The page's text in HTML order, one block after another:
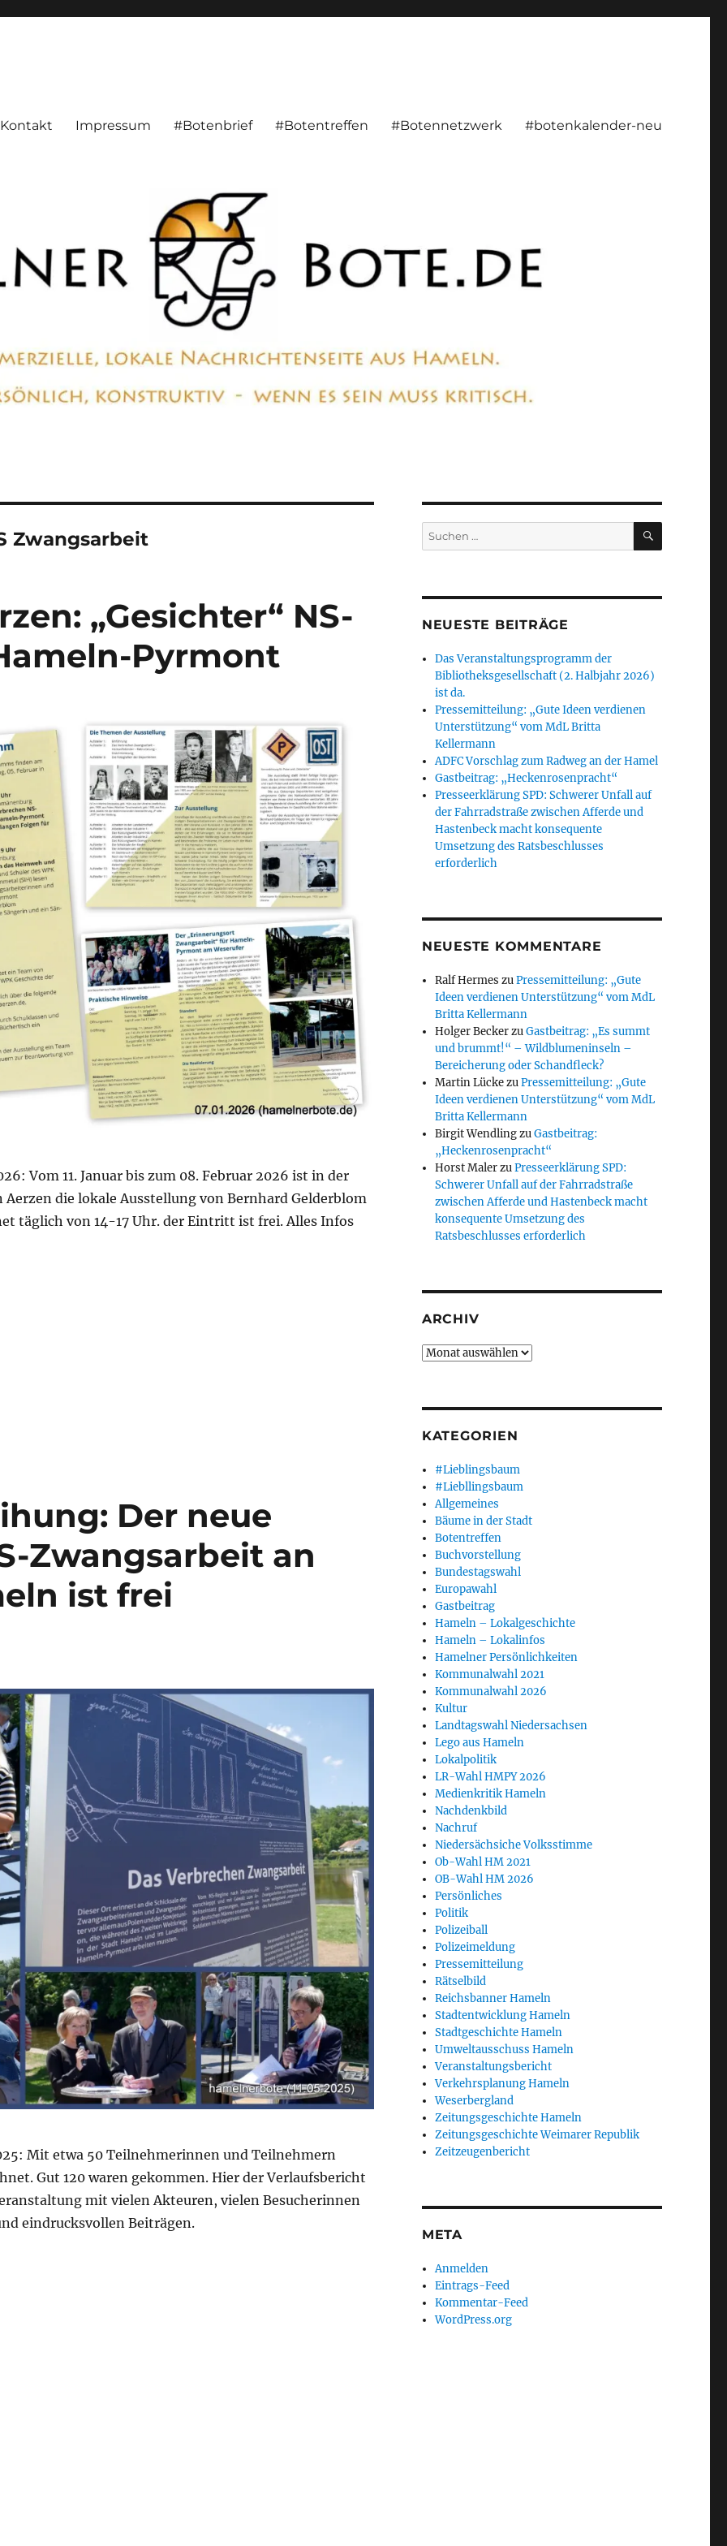
Kontakt Impressum #Botenbrief #Botentreffen #Botennetzwerk #botenkalender-neu
Zwangsarbeit
„Gesichter“ NS-
Pyrmont
Vom 11. Januar bis zum 08. Februar 2026 ist in der
Aerzen die lokale Ausstellung von Bernhard Gelderblom
täglich von 14-17 Uhr. der Eintritt ist frei. Alles Infos
„Gesichter“ NS-Zwangsarbeit in Hameln-Pyrmont“
Der neue
Zwangsarbeit an
ist frei
Mit etwa 50 Teilnehmerinnen und Teilnehmern
Gut 120 waren gekommen. Hier der Verlaufsbericht
mit vielen Akteuren, vielen Besucherinnen
eindrucksvollen Beiträgen.
Der neue Erinnerungsort NS-Zwangsarbeit an der Weser in Hameln ist frei zugänglich.“
Suchen
nach:
SUCHEN
NEUESTE BEITRÄGE
Das Veranstaltungsprogramm der
Bibliotheksgesellschaft (2. Halbjahr 2026)
ist da.
Pressemitteilung: „Gute Ideen verdienen
Unterstützung“ vom MdL Britta
Kellermann
ADFC Vorschlag zum Radweg an der Hamel
Gastbeitrag: „Heckenrosenpracht“
Presseerklärung SPD: Schwerer Unfall auf
der Fahrradstraße zwischen Afferde und
Hastenbeck macht konsequente
Umsetzung des Ratsbeschlusses
erforderlich
NEUESTE KOMMENTARE
Ralf Hermes zuPressemitteilung: „Gute
Ideen verdienen Unterstützung“ vom MdL
Britta Kellermann
Holger BeckerzuGastbeitrag: „Es summt
und brummt!“ – Wildblumeninseln –
Bereicherung oder Schandfleck?
Martin LückezuPressemitteilung: „Gute
Ideen verdienen Unterstützung“ vom MdL
Britta Kellermann
Birgit WendlingzuGastbeitrag:
„Heckenrosenpracht“
Horst MalerzuPresseerklärung SPD:
Schwerer Unfall auf der Fahrradstraße
zwischen Afferde und Hastenbeck macht
konsequente Umsetzung des
Ratsbeschlusses erforderlich
ARCHIV
Archiv
KATEGORIEN
#Lieblingsbaum
#Liebllingsbaum
Allgemeines
Bäume in der Stadt
Botentreffen
Buchvorstellung
Bundestagswahl
Europawahl
Gastbeitrag
Hameln – Lokalgeschichte
Hameln – Lokalinfos
Hamelner Persönlichkeiten
Kommunalwahl 2021
Kommunalwahl 2026
Kultur
Landtagswahl Niedersachsen
Lego aus Hameln
Lokalpolitik
LR-Wahl HMPY 2026
Medienkritik Hameln
Nachdenkbild
Nachruf
Niedersächsiche Volksstimme
Ob-Wahl HM 2021
OB-Wahl HM 2026
Persönliches
Politik
Polizeiball
Polizeimeldung
Pressemitteilung
Rätselbild
Reichsbanner Hameln
Stadtentwicklung Hameln
Stadtgeschichte Hameln
Umweltausschuss Hameln
Veranstaltungsbericht
Verkehrsplanung Hameln
Weserbergland
Zeitungsgeschichte Hameln
Zeitungsgeschichte Weimarer Republik
Zeitzeugenbericht
META
Anmelden
Eintrags-Feed
Kommentar-Feed
WordPress.org